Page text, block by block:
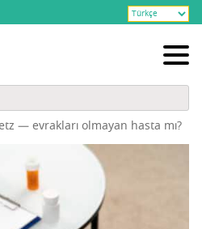
— evrak­la­rı olma­yan has­ta mı?